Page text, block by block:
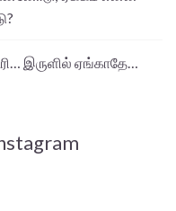
இருளில் ஏங்காதே…